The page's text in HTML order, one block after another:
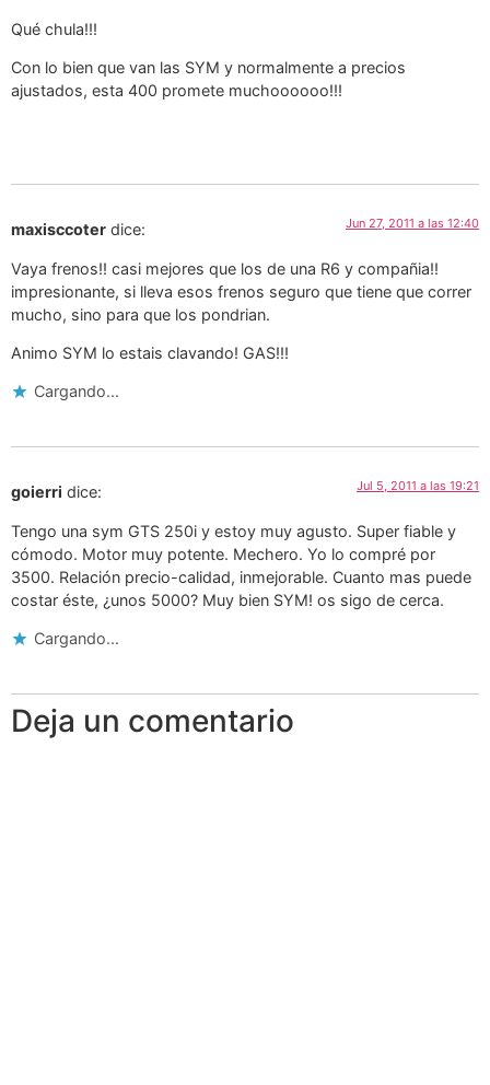
Qué chula!!!
Con lo bien que van las SYM y normalmente a precios
ajustados, esta 400 promete muchoooooo!!!
maxisccoter dice: Jun 27, 2011 a las 12:40
Vaya frenos!! casi mejores que los de una R6 y compañia!!
impresionante, si lleva esos frenos seguro que tiene que correr
mucho, sino para que los pondrian.
Animo SYM lo estais clavando! GAS!!!
Cargando...
goierri dice: Jul 5, 2011 a las 19:21
Tengo una sym GTS 250i y estoy muy agusto. Super fiable y
cómodo. Motor muy potente. Mechero. Yo lo compré por
3500. Relación precio-calidad, inmejorable. Cuanto mas puede
costar éste, ¿unos 5000? Muy bien SYM! os sigo de cerca.
Cargando...
Deja un comentario